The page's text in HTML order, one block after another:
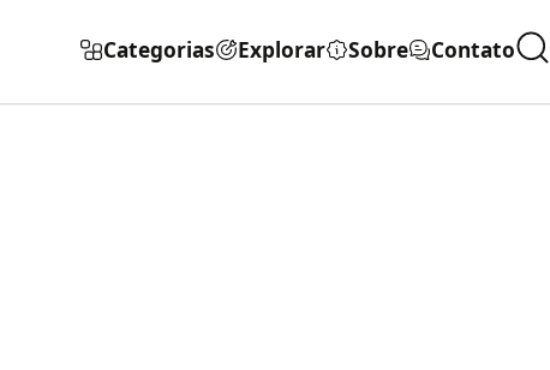
Categorias Explorar Sobre Contato